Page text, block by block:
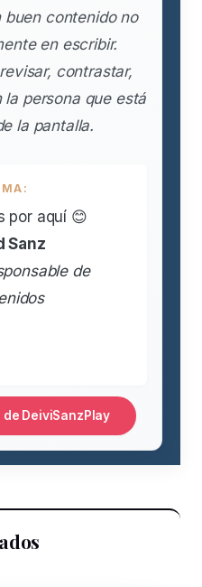
buen contenido no
en escribir.
contrastar,
la persona que está
la pantalla.
por aquí 😊
Sanz
de
DeiviSanzPlay